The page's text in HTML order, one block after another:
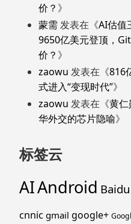
价？ 》
蒙需 发表在《AI估值
9650亿美元登顶，
价？ 》
zaowu 发表在《816
式进入“变现时代”》
zaowu 发表在《黄
华外交的芯片隐喻》
标签云
AIAndroid Baidu
cnnic gmail google+